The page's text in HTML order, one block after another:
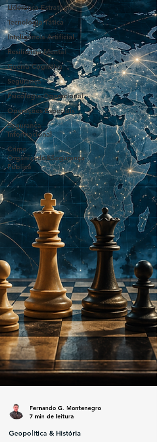
Liderança Estratégica
Tecnologia Tática
Inteligência Artificial
Resiliência Mental
Guerra Cognitiva
Segurança
Psicologia Operacional
Operações Especiais
Segurança
Informacional
Crime
Organizado&Segurança
Pública
Fernando G. Montenegro
7 min de leitura